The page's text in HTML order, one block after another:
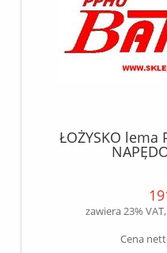
ŁOŻYSKO lema
zawiera 23%
Cena